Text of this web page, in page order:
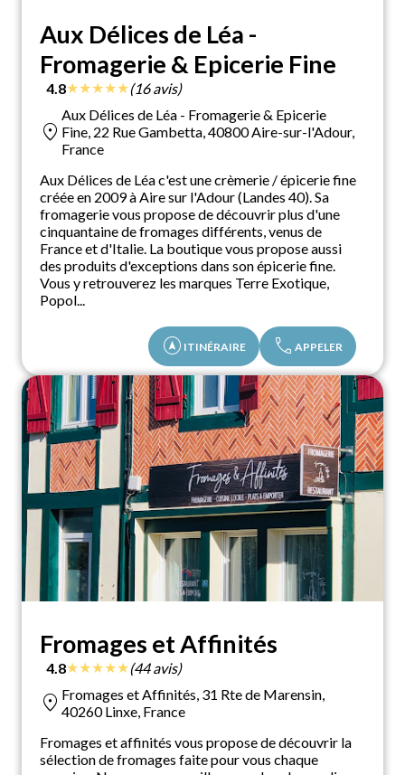
Aux Délices de Léa -
Fromagerie & Epicerie Fine
4.8★★★★★(16 avis)
location_on
Aux Délices de Léa - Fromagerie & Epicerie
Fine, 22 Rue Gambetta, 40800 Aire-sur-l'Adour,
France
Aux Délices de Léa c'est une crèmerie / épicerie fine
créée en 2009 à Aire sur l'Adour (Landes 40). Sa
fromagerie vous propose de découvrir plus d'une
cinquantaine de fromages différents, venus de
France et d'Italie. La boutique vous propose aussi
des produits d'exceptions dans son épicerie fine.
Vous y retrouverez les marques Terre Exotique,
Popol...
assistant_navigation ITINÉRAIRE call APPELER
Fromages et Affinités
4.8★★★★★(44 avis)
location_on Fromages et Affinités, 31 Rte de Marensin,
40260 Linxe, France
Fromages et affinités vous propose de découvrir la
sélection de fromages faite pour vous chaque